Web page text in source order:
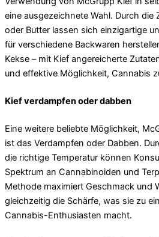
eine ausgezeichnete Wahl. Durch die
oder Butter lassen sich einzigartige
für verschiedene Backwaren
Kekse – mit Kief angereicherte
und effektive Möglichkeit, Cannabis
Kief verdampfen oder dabben
Eine weitere beliebte Möglichkeit,
ist das Verdampfen oder Dabben.
die richtige Temperatur können
Spektrum an Cannabinoiden und
Methode maximiert Geschmack und
gleichzeitig die Schärfe, was sie zu
Cannabis-Enthusiasten macht.